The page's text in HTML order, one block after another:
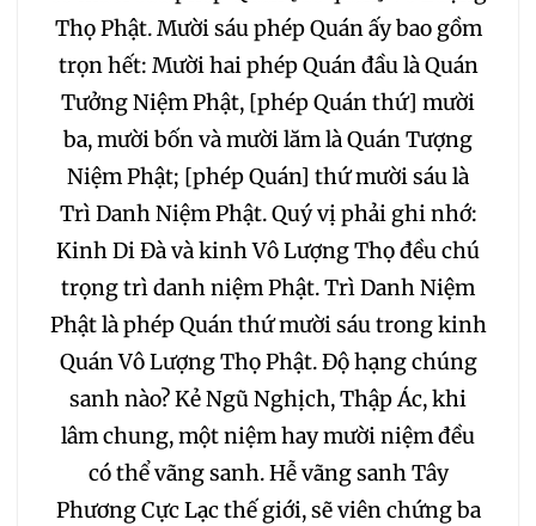
168 169 170 171
172 173 174 175
176 177 178 179
180 181 182 183
184 185 186 187
188 189 190 191
192 193 194 195
196 197 198 199
Thọ Phật. Mười sáu phép Quán ấy bao gồm
trọn hết: Mười hai phép Quán đầu là Quán
Tưởng Niệm Phật, [phép Quán thứ] mười
ba, mười bốn và mười lăm là Quán Tượng
Niệm Phật; [phép Quán] thứ mười sáu là
Trì Danh Niệm Phật. Quý vị phải ghi nhớ:
Kinh Di Đà và kinh Vô Lượng Thọ đều chú
trọng trì danh niệm Phật. Trì Danh Niệm
Phật là phép Quán thứ mười sáu trong kinh
Quán Vô Lượng Thọ Phật. Độ hạng chúng
sanh nào? Kẻ Ngũ Nghịch, Thập Ác, khi
lâm chung, một niệm hay mười niệm đều
có thể vãng sanh. Hễ vãng sanh Tây
Phương Cực Lạc thế giới, sẽ viên chứng ba